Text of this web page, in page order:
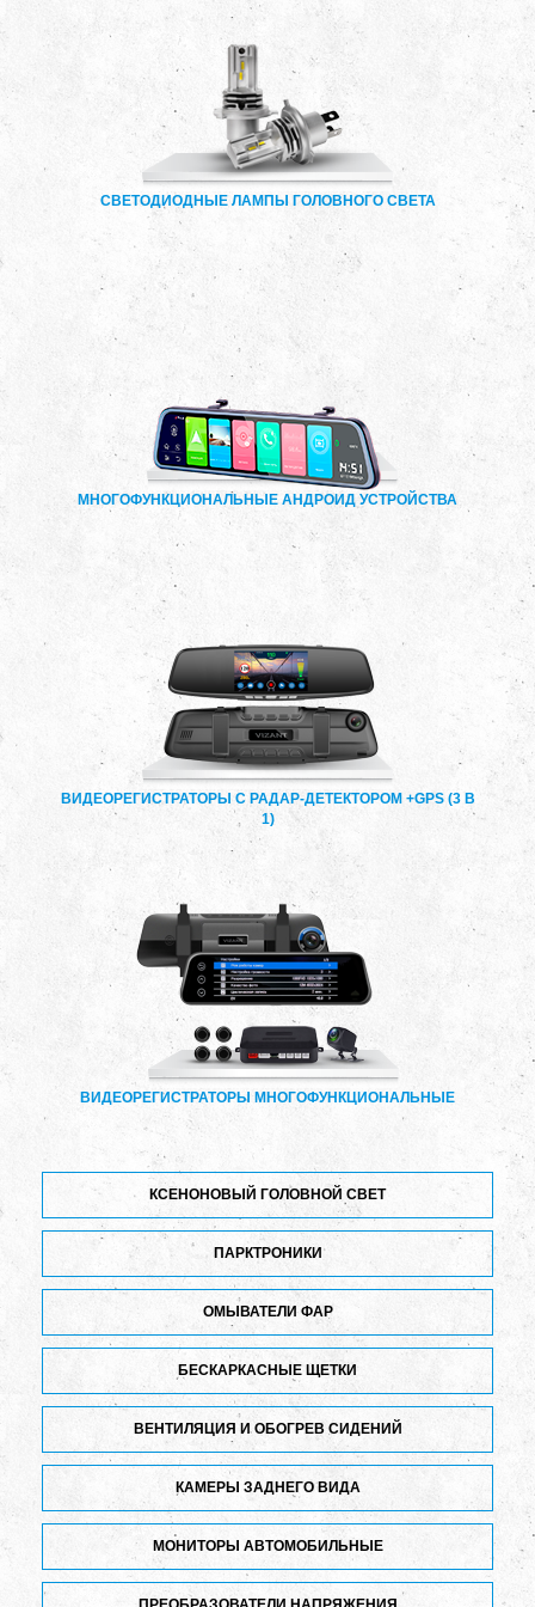
СВЕТОДИОДНЫЕ ЛАМПЫ ГОЛОВНОГО СВЕТА
МНОГОФУНКЦИОНАЛЬНЫЕ АНДРОИД УСТРОЙСТВА
ВИДЕОРЕГИСТРАТОРЫ С РАДАР-ДЕТЕКТОРОМ +GPS (3 В
1)
ВИДЕОРЕГИСТРАТОРЫ МНОГОФУНКЦИОНАЛЬНЫЕ
КСЕНОНОВЫЙ ГОЛОВНОЙ СВЕТ
ПАРКТРОНИКИ
ОМЫВАТЕЛИ ФАР
БЕСКАРКАСНЫЕ ЩЕТКИ
ВЕНТИЛЯЦИЯ И ОБОГРЕВ СИДЕНИЙ
КАМЕРЫ ЗАДНЕГО ВИДА
МОНИТОРЫ АВТОМОБИЛЬНЫЕ